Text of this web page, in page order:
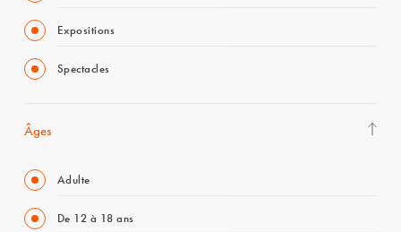
Expositions
Spectacles
Âges
Adulte
De 12 à 18 ans